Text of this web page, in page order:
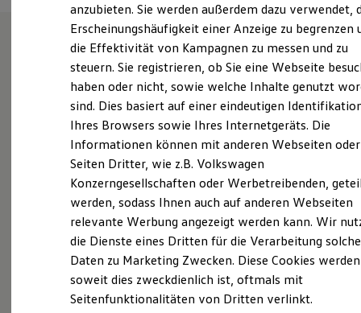
VW Connect für Ihren Transporter/Caravelle
VW Connect für Ihren Amarok
VW Connect für andere Modelle
Fleet Interface Data
Multistop Pathfinder
Übersicht Software Updates
Digitales Bordbuch
Fahrerassistenz- und Sicherheitssysteme
Kontrollleuchten
Kurzfahrprofile und Ölverdünnung
Batterieverordnung
XTL-Dieselkraftstoff
Ersatzteile und Betriebsflüssigkeiten
Original Zubehör und Lifestyle Produkte
myVolkswagen
myVolkswagen Business
Elektrisch & Autonom
Unser Ansatz
Unsere Leistungenim
Überblick
Service
ServicePlus
Aktuelle Highlights
und Angebote
anzubieten. Sie werden außerdem dazu verwendet,
Erscheinungshäufigkeit einer Anzeige zu begrenzen
die Effektivität von Kampagnen zu messen und zu
steuern. Sie registrieren, ob Sie eine Webseite
haben oder nicht, sowie welche Inhalte genutzt
sind. Dies basiert auf einer eindeutigen
Ihres Browsers sowie Ihres Internetgeräts. Die
Informationen können mit anderen Webseiten oder
Seiten Dritter, wie z.B. Volkswagen
Konzerngesellschaften oder Werbetreibenden,
werden, sodass Ihnen auch auf anderen Webseiten
relevante Werbung angezeigt werden kann. Wir
die Dienste eines Dritten für die Verarbeitung
Daten zu Marketing Zwecken. Diese Cookies
soweit dies zweckdienlich ist, oftmals mit
Seitenfunktionalitäten von Dritten verlinkt.